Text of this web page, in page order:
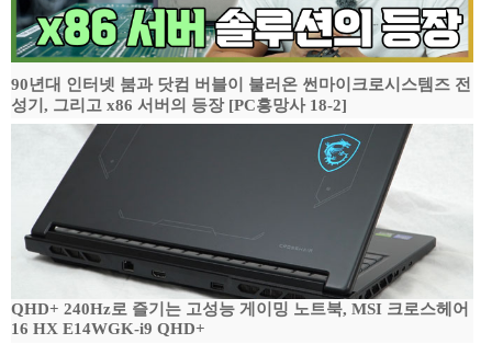
90년대 인터넷 붐과 닷컴 버블이 불러온 썬마이크로시스템즈 전
성기, 그리고 x86 서버의 등장 [PC흥망사 18-2]
QHD+ 240Hz로 즐기는 고성능 게이밍 노트북, MSI 크로스헤어
16 HX E14WGK-i9 QHD+